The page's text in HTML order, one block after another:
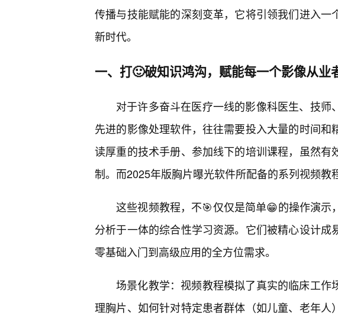
传播与技能赋能的深刻变革，它将引领我们进入
新时代。
一、打🙂破知识鸿沟，赋能每一个影像从业
对于许多奋斗在医疗一线的影像科医生、技
先进的影像处理软件，往往需要投入大量的时间
读厚重的技术手册、参加线下的培训课程，虽然有
制。而2025年版胸片曝光软件所配备的系列视频教
这些视频教程，不🎯仅仅是简单😁的操作演示
分析于一体的综合性学习资源。它们被精心设计成
零基础入门到高级应用的全方位需求。
场景化教学：视频教程模拟了真实的临床工
理胸片、如何针对特定患者群体（如儿童、老年人